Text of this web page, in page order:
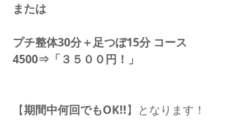
または
プチ整体30分＋足つぼ15分 コース
4500⇒「３５００円！」
【期間中何回でもOK!!】となります！